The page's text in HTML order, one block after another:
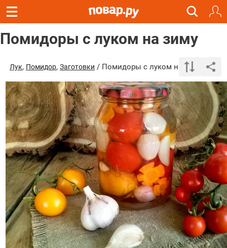
Помидоры с луком на зиму
Лук, Помидор, Заготовки / Помидоры с луком на зиму